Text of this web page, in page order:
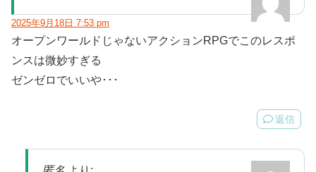
2025年9月18日 7:53 pm
オープンワールドじゃないアクションRPGでこのレスポ
ンスは微妙すぎる
ゼンゼロでいいや･･･
返信